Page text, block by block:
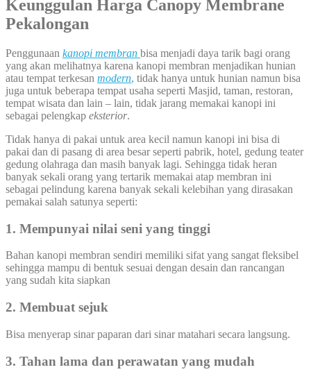
Keunggulan Harga Canopy Membrane
Pekalongan
Penggunaan kanopi membran bisa menjadi daya tarik bagi orang
yang akan melihatnya karena kanopi membran menjadikan hunian
atau tempat terkesan modern, tidak hanya untuk hunian namun bisa
juga untuk beberapa tempat usaha seperti Masjid, taman, restoran,
tempat wisata dan lain – lain, tidak jarang memakai kanopi ini
sebagai pelengkap eksterior.
Tidak hanya di pakai untuk area kecil namun kanopi ini bisa di
pakai dan di pasang di area besar seperti pabrik, hotel, gedung teater
gedung olahraga dan masih banyak lagi. Sehingga tidak heran
banyak sekali orang yang tertarik memakai atap membran ini
sebagai pelindung karena banyak sekali kelebihan yang dirasakan
pemakai salah satunya seperti:
1. Mempunyai nilai seni yang tinggi
Bahan kanopi membran sendiri memiliki sifat yang sangat fleksibel
sehingga mampu di bentuk sesuai dengan desain dan rancangan
yang sudah kita siapkan
2. Membuat sejuk
Bisa menyerap sinar paparan dari sinar matahari secara langsung.
3. Tahan lama dan perawatan yang mudah